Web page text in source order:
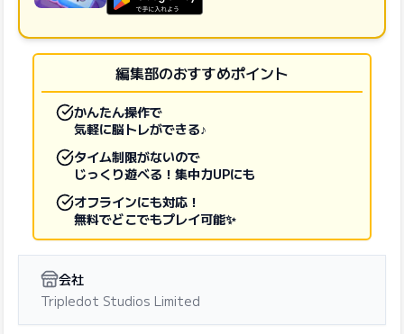
編集部のおすすめポイント
かんたん操作で
気軽に脳トレができる♪
タイム制限がないので
じっくり遊べる！集中力UPにも
オフラインにも対応！
無料でどこでもプレイ可能✨
会社
Tripledot Studios Limited